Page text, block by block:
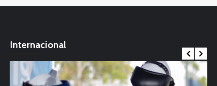
Internacional